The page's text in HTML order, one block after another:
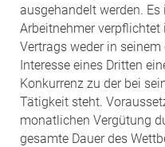
ausgehandelt werden.
Arbeitnehmer
Vertrags weder in
Interesse eines Dritten
Konkurrenz zu der bei
Tätigkeit steht.
monatlichen Vergütung
gesamte Dauer des